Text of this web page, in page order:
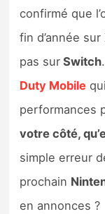
confirmé que
fin d’année sur
pas sur Switch
Duty Mobile
performances
votre côté,
simple erreur
prochain
en annonces ?